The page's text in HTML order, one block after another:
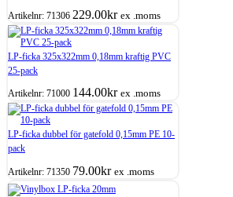
Artikelnr: 71306 229.00kr ex .moms
LP-ficka 325x322mm 0,18mm kraftig PVC
25-pack
Artikelnr: 71000 144.00kr ex .moms
LP-ficka dubbel för gatefold 0,15mm PE 10-
pack
Artikelnr: 71350 79.00kr ex .moms